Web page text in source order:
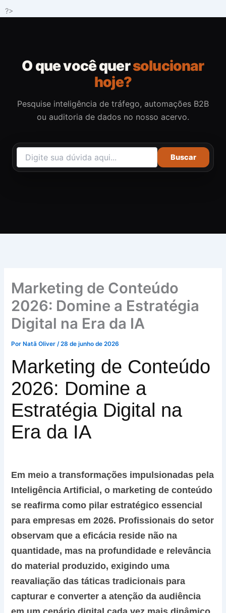
para
?>
O que você quersolucionar
hoje?
Pesquise inteligência de tráfego, automações B2B
ou auditoria de dados no nosso acervo.
Buscar
Marketing de Conteúdo
2026: Domine a Estratégia
Digital na Era da IA
Por Natã Oliver/28 de junho de 2026
Marketing de Conteúdo
2026: Domine a
Estratégia Digital na
Era da IA
Em meio a transformações impulsionadas pela
Inteligência Artificial, o marketing de conteúdo
se reafirma como pilar estratégico essencial
para empresas em 2026. Profissionais do setor
observam que a eficácia reside não na
quantidade, mas na profundidade e relevância
do material produzido, exigindo uma
reavaliação das táticas tradicionais para
capturar e converter a atenção da audiência